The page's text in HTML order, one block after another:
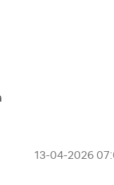
‎13-04-2026